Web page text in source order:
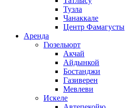
Тузла
Чанаккале
Центр Фамагусты
Аренда
Гюзельюрт
Акчай
Айдынкой
Бостанджи
Газиверен
Мевлеви
Искеле